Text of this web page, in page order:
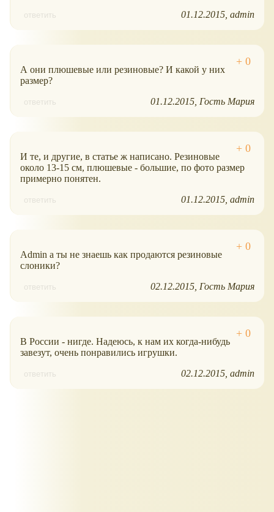
ответить 01.12.2015 admin
А они плюшевые или резиновые? И какой у них
размер?
ответить 01.12.2015 Гость Мария
И те, и другие, в статье ж написано. Резиновые
около 13-15 см, плюшевые - большие, по фото размер
примерно понятен.
ответить 01.12.2015 admin
Admin a ты не знаешь как продаются резиновые
слоники?
ответить 02.12.2015 Гость Мария
В России - нигде. Надеюсь, к нам их когда-нибудь
завезут, очень понравились игрушки.
ответить 02.12.2015 admin